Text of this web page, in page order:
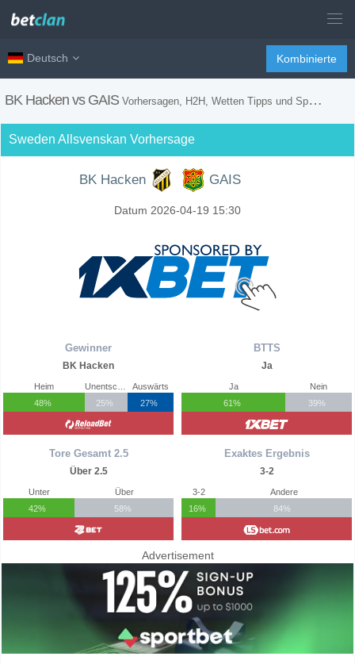
Deutsch Kombinierte
BK Hacken vs GAIS Vorhersagen, H2H, Wetten Tipps und Spiel Vorschau
Sweden Allsvenskan Vorhersage
BK Hacken GAIS
Datum 2026-04-19 15:30
Gewinner
BK Hacken
Heim
48%
25%
Auswärts
27%
Tore Gesamt 2.5
Über 2.5
Unter
42%
Über
58%
BTTS
Ja
Ja
61%
Nein
39%
Exaktes Ergebnis
3-2
3-2
16%
Andere
84%
Advertisement